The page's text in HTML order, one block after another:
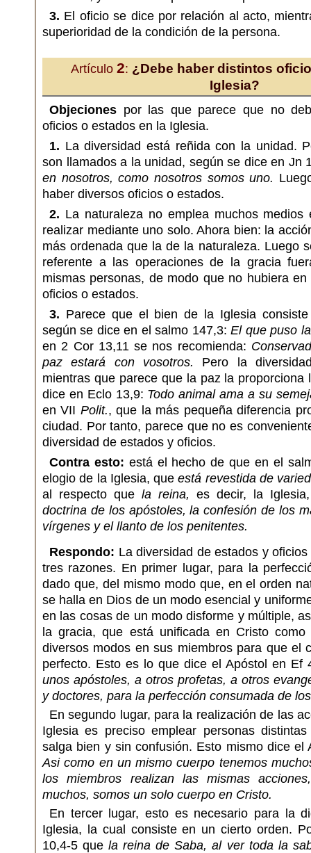
3. El oficio se dice por relación al acto,
superioridad de la condición de la persona.
Artículo 2: ¿Debe haber distintos
Iglesia?
Objeciones por las que parece que no
oficios o estados en la Iglesia.
1. La diversidad está reñida con la unidad.
son llamados a la unidad, según se dice en Jn
en nosotros, como nosotros somos uno.
haber diversos oficios o estados.
2. La naturaleza no emplea muchos medios
realizar mediante uno solo. Ahora bien: la
más ordenada que la de la naturaleza. Luego
referente a las operaciones de la gracia
mismas personas, de modo que no hubiera
oficios o estados.
3. Parece que el bien de la Iglesia
según se dice en el salmo 147,3:El que puso
en 2 Cor 13,11 se nos recomienda:
paz estará con vosotros. Pero la
mientras que parece que la paz la proporciona
dice en Eclo 13,9: Todo animal ama a su
en VII Polit., que la más pequeña diferencia
ciudad. Por tanto, parece que no es
diversidad de estados y oficios.
Contra esto: está el hecho de que en el
elogio de la Iglesia, queestá revestida de
al respecto que la reina, es decir, la
doctrina de los apóstoles, la confesión de los
vírgenes y el llanto de los penitentes.
Respondo: La diversidad de estados y
tres razones. En primer lugar, para la
dado que, del mismo modo que, en el orden
se halla en Dios de un modo esencial y
en las cosas de un modo disforme y múltiple,
la gracia, que está unificada en Cristo
diversos modos en sus miembros para que el
perfecto. Esto es lo que dice el Apóstol en Ef
unos apóstoles, a otros profetas, a otros
y doctores, para la perfección consumada de
En segundo lugar, para la realización de las
Iglesia es preciso emplear personas
salga bien y sin confusión. Esto mismo dice el
Asi como en un mismo cuerpo tenemos
los miembros realizan las mismas
muchos, somos un solo cuerpo en Cristo.
En tercer lugar, esto es necesario para la
Iglesia, la cual consiste en un cierto orden.
10,4-5 quela reina de Saba, al ver toda la